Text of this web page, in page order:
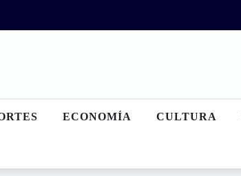
ECONOMÍA CULTURA